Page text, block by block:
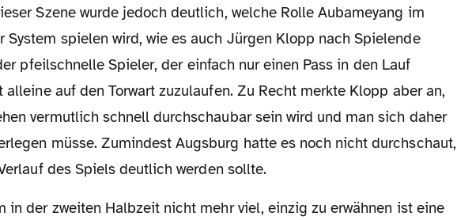
Szene wurde jedoch deutlich, welche Rolle Aubameyang im
System spielen wird, wie es auch Jürgen Klopp nach Spielende
pfeilschnelle Spieler, der einfach nur einen Pass in den Lauf
auf den Torwart zuzulaufen. Zu Recht merkte Klopp aber an,
vermutlich schnell durchschaubar sein wird und man sich daher
müsse. Zumindest Augsburg hatte es noch nicht durchschaut,
des Spiels deutlich werden sollte.